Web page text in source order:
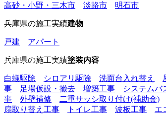
高砂・小野・三木市
淡路市 明石市
兵庫県の施工実績建物
戸建 アパート
兵庫県の施工実績塗装内容
白蟻駆除 シロアリ駆除 洗面台入れ替え
事
足場仮設・撤去 増築工事 システムバ
事
外壁補修 二重サッシ取り付け(補助金)
扇取り替え工事
トイレ工事 波板工事 エ